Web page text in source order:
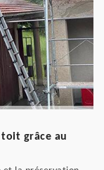
grâce au